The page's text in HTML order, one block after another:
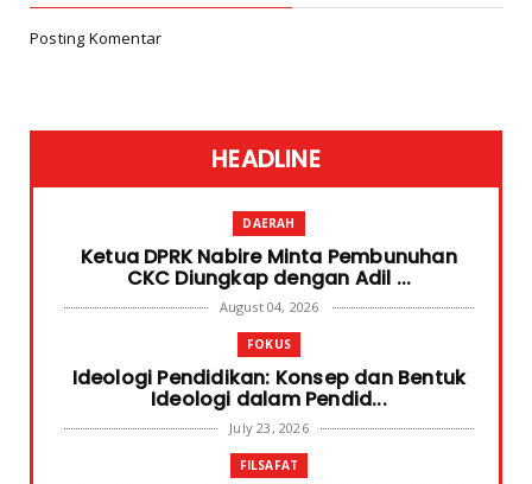
Posting Komentar
HEADLINE
DAERAH
Ketua DPRK Nabire Minta Pembunuhan
CKC Diungkap dengan Adil ...
August 04, 2026
FOKUS
Ideologi Pendidikan: Konsep dan Bentuk
Ideologi dalam Pendid...
July 23, 2026
FILSAFAT